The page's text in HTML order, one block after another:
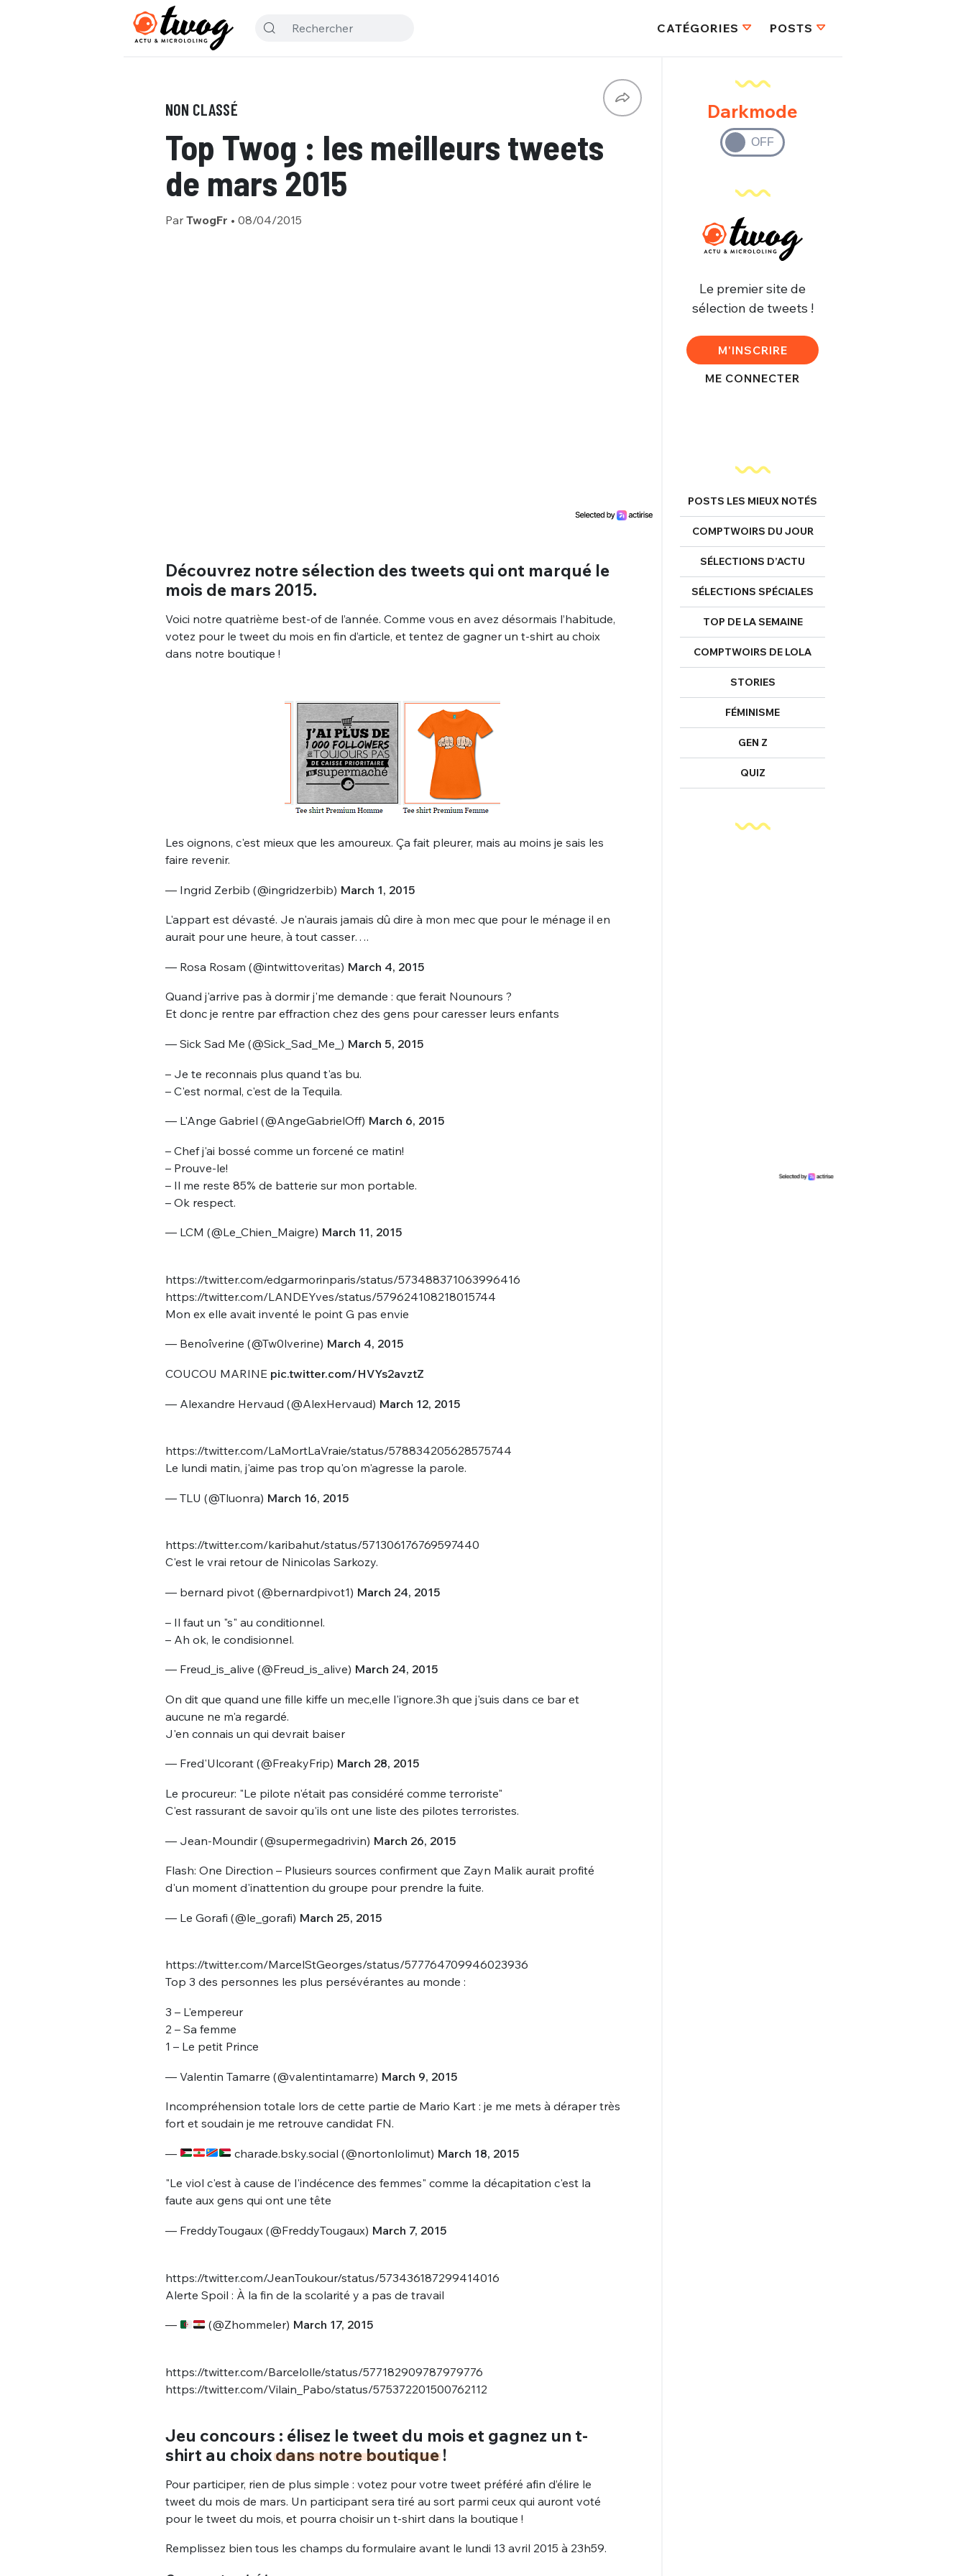
CATÉGORIES POSTS
NON CLASSÉ
Top Twog : les meilleurs tweets
de mars 2015
Par TwogFr • 08/04/2015
Découvrez notre sélection des tweets qui ont marqué le
mois de mars 2015.
Voici notre quatrième best-of de l’année. Comme vous en avez désormais l’habitude,
votez pour le tweet du mois en fin d’article, et tentez de gagner un t-shirt au choix
dans notre boutique !
Les oignons, c'est mieux que les amoureux. Ça fait pleurer, mais au moins je sais les
faire revenir.
— Ingrid Zerbib (@ingridzerbib) March 1, 2015
L'appart est dévasté. Je n'aurais jamais dû dire à mon mec que pour le ménage il en
aurait pour une heure, à tout casser….
— Rosa Rosam (@intwittoveritas) March 4, 2015
Quand j'arrive pas à dormir j'me demande : que ferait Nounours ?
Et donc je rentre par effraction chez des gens pour caresser leurs enfants
— Sick Sad Me (@Sick_Sad_Me_) March 5, 2015
– Je te reconnais plus quand t'as bu.
– C'est normal, c'est de la Tequila.
— L'Ange Gabriel (@AngeGabrielOff) March 6, 2015
– Chef j'ai bossé comme un forcené ce matin!
– Prouve-le!
– Il me reste 85% de batterie sur mon portable.
– Ok respect.
— LCM (@Le_Chien_Maigre) March 11, 2015
https://twitter.com/edgarmorinparis/status/573488371063996416
https://twitter.com/LANDEYves/status/579624108218015744
Mon ex elle avait inventé le point G pas envie
— Benoîverine (@Tw0lverine) March 4, 2015
COUCOU MARINE pic.twitter.com/HVYs2avztZ
— Alexandre Hervaud (@AlexHervaud) March 12, 2015
https://twitter.com/LaMortLaVraie/status/578834205628575744
Le lundi matin, j'aime pas trop qu'on m'agresse la parole.
— TLU (@Tluonra) March 16, 2015
https://twitter.com/karibahut/status/571306176769597440
C'est le vrai retour de Ninicolas Sarkozy.
— bernard pivot (@bernardpivot1) March 24, 2015
– Il faut un "s" au conditionnel.
– Ah ok, le condisionnel.
— Freud_is_alive (@Freud_is_alive) March 24, 2015
On dit que quand une fille kiffe un mec,elle l'ignore.3h que j'suis dans ce bar et
aucune ne m'a regardé.
J'en connais un qui devrait baiser
— Fred'Ulcorant (@FreakyFrip) March 28, 2015
Le procureur: "Le pilote n'était pas considéré comme terroriste"
C'est rassurant de savoir qu'ils ont une liste des pilotes terroristes.
— Jean-Moundir (@supermegadrivin) March 26, 2015
Flash: One Direction – Plusieurs sources confirment que Zayn Malik aurait profité
d'un moment d'inattention du groupe pour prendre la fuite.
— Le Gorafi (@le_gorafi) March 25, 2015
https://twitter.com/MarcelStGeorges/status/577764709946023936
Top 3 des personnes les plus persévérantes au monde :
3 – L'empereur
2 – Sa femme
1 – Le petit Prince
— Valentin Tamarre (@valentintamarre) March 9, 2015
Incompréhension totale lors de cette partie de Mario Kart : je me mets à déraper très
fort et soudain je me retrouve candidat FN.
— charade.bsky.social (@nortonlolimut) March 18, 2015
"Le viol c'est à cause de l'indécence des femmes" comme la décapitation c'est la
faute aux gens qui ont une tête
— FreddyTougaux (@FreddyTougaux) March 7, 2015
https://twitter.com/JeanToukour/status/573436187299414016
Alerte Spoil : À la fin de la scolarité y a pas de travail
— (@Zhommeler) March 17, 2015
https://twitter.com/Barcelolle/status/577182909787979776
https://twitter.com/Vilain_Pabo/status/575372201500762112
Jeu concours : élisez le tweet du mois et gagnez un t-
shirt au choixdans notre boutique!
Pour participer, rien de plus simple : votez pour votre tweet préféré afin d’élire le
tweet du mois de mars. Un participant sera tiré au sort parmi ceux qui auront voté
pour le tweet du mois, et pourra choisir un t-shirt dans la boutique !
Remplissez bien tous les champs du formulaire avant le lundi 13 avril 2015 à 23h59.
Darkmode
Le premier site de
sélection de tweets !
M'INSCRIRE
ME CONNECTER
POSTS LES MIEUX NOTÉS
COMPTWOIRS DU JOUR
SÉLECTIONS D’ACTU
SÉLECTIONS SPÉCIALES
TOP DE LA SEMAINE
COMPTWOIRS DE LOLA
STORIES
FÉMINISME
GEN Z
QUIZ
Bienvenue !
EMAIL *
PASSWORD *
JE M'INSCRIS
Que souhaitez-vous proposer ?
Quelques
tweets
C'EST PARTI
Ma propre
ME CONNECTER